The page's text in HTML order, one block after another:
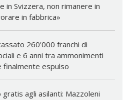
in Svizzera, non rimanere in
in fabbrica»
260'000 franchi di
e 6 anni tra ammonimenti
finalmente espulso
agli asilanti: Mazzoleni